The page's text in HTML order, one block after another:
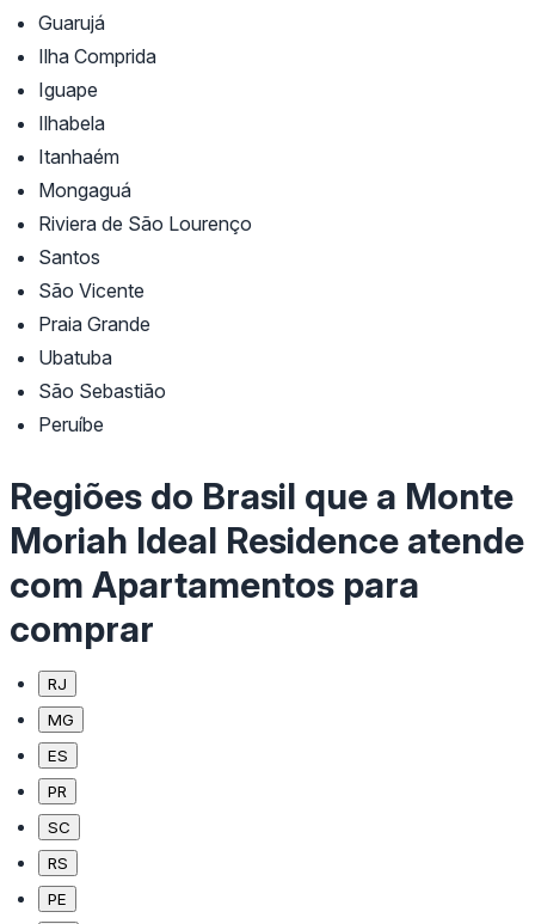
Guarujá
Ilha Comprida
Iguape
Ilhabela
Itanhaém
Mongaguá
Riviera de São Lourenço
Santos
São Vicente
Praia Grande
Ubatuba
São Sebastião
Peruíbe
Regiões do Brasil que a Monte
Moriah Ideal Residence atende
com Apartamentos para
comprar
RJ
MG
ES
PR
SC
RS
PE